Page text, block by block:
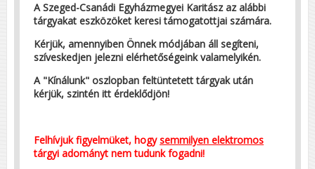
A Szeged-Csanádi Egyházmegyei Karitász az alábbi
tárgyakat eszközöket keresi támogatottjai számára.
Kérjük, amennyiben Önnek módjában áll segíteni,
szíveskedjen jelezni elérhetőségeink valamelyikén.
A "Kínálunk" oszlopban feltüntetett tárgyak után
kérjük, szintén itt érdeklődjön!
Felhívjuk figyelmüket, hogysemmilyen elektromos
tárgyi adományt nem tudunk fogadni!